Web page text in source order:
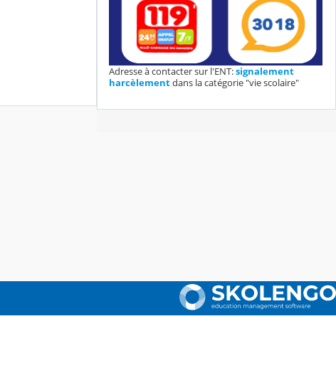
Adresse à contacter sur l'ENT:signalement
harcèlementdans la catégorie "vie scolaire"